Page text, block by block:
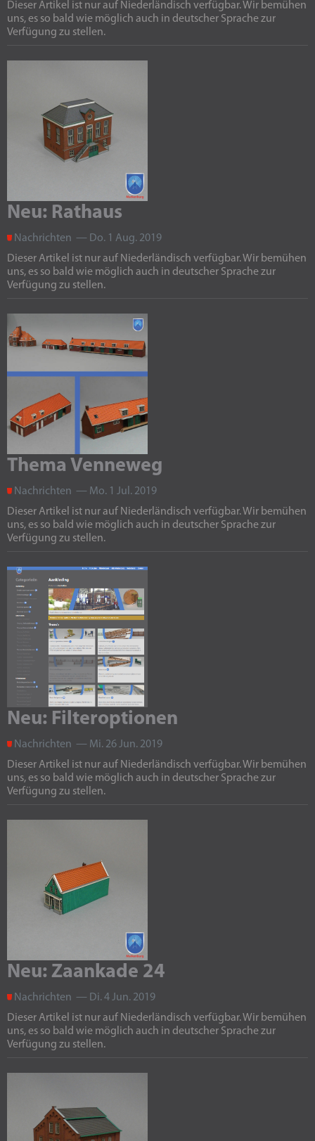
Dieser Artikel ist nur auf Niederländisch verfügbar. Wir bemühen
uns, es so bald wie möglich auch in deutscher Sprache zur
Verfügung zu stellen.
Neu: Rathaus
Nachrichten — Do. 1 Aug. 2019
Dieser Artikel ist nur auf Niederländisch verfügbar. Wir bemühen
uns, es so bald wie möglich auch in deutscher Sprache zur
Verfügung zu stellen.
Thema Venneweg
Nachrichten — Mo. 1 Jul. 2019
Dieser Artikel ist nur auf Niederländisch verfügbar. Wir bemühen
uns, es so bald wie möglich auch in deutscher Sprache zur
Verfügung zu stellen.
Neu: Filteroptionen
Nachrichten — Mi. 26 Jun. 2019
Dieser Artikel ist nur auf Niederländisch verfügbar. Wir bemühen
uns, es so bald wie möglich auch in deutscher Sprache zur
Verfügung zu stellen.
Neu: Zaankade 24
Nachrichten — Di. 4 Jun. 2019
Dieser Artikel ist nur auf Niederländisch verfügbar. Wir bemühen
uns, es so bald wie möglich auch in deutscher Sprache zur
Verfügung zu stellen.